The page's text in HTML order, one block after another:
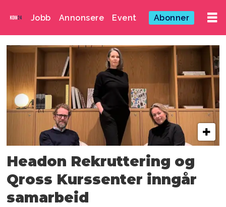
Jobb Annonsere Event Abonner
Emne:
headon
Headon Rekruttering og
Qross Kurssenter inngår
samarbeid